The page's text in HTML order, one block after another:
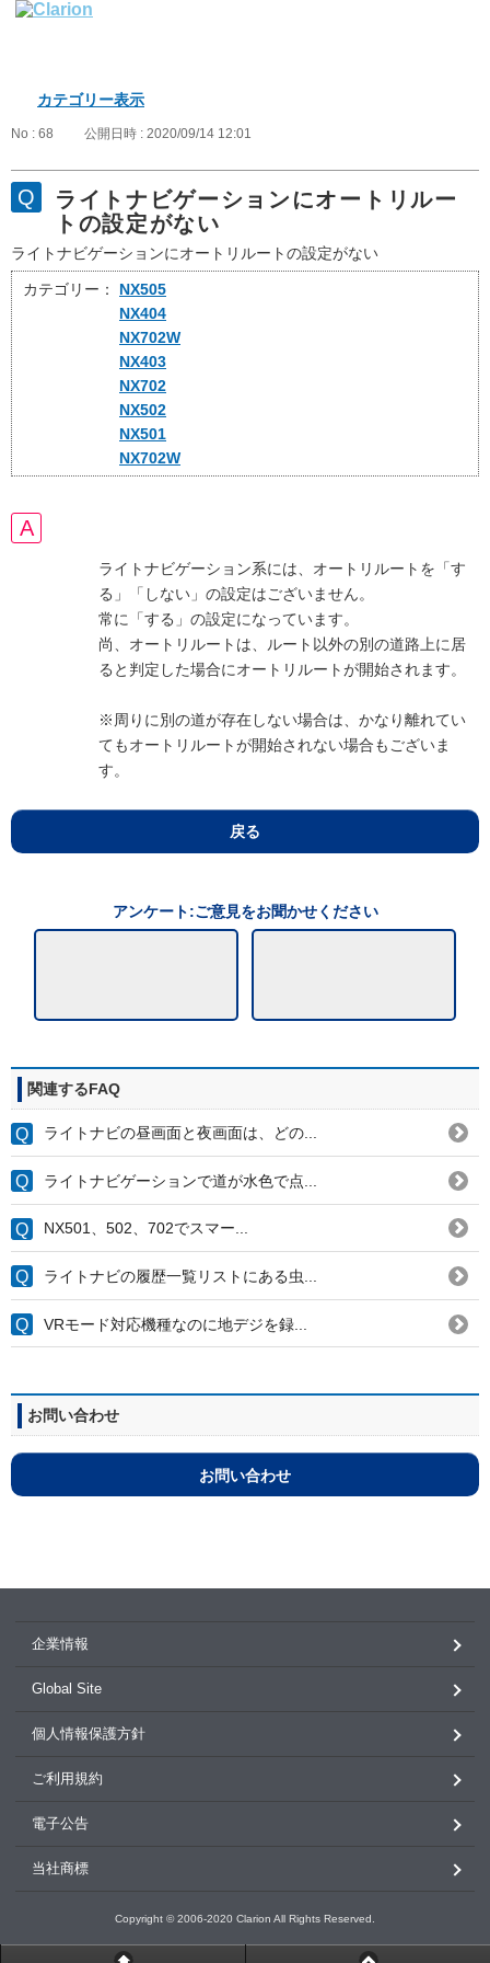
カテゴリー表示
No : 68 公開日時 : 2020/09/14 12:01
ライトナビゲーションにオートリルー
トの設定がない
ライトナビゲーションにオートリルートの設定がない
カテゴリー：
NX505
NX404
NX702W
NX403
NX702
NX502
NX501
NX702W
ライトナビゲーション系には、オートリルートを「す
る」「しない」の設定はございません。
常に「する」の設定になっています。
尚、オートリルートは、ルート以外の別の道路上に居
ると判定した場合にオートリルートが開始されます。
※周りに別の道が存在しない場合は、かなり離れてい
てもオートリルートが開始されない場合もございま
す。
戻る
アンケート:ご意見をお聞かせください
関連するFAQ
ライトナビの昼画面と夜画面は、どの...
ライトナビゲーションで道が水色で点...
NX501、502、702でスマー...
ライトナビの履歴一覧リストにある虫...
VRモード対応機種なのに地デジを録...
お問い合わせ
お問い合わせ
企業情報
Global Site
個人情報保護方針
ご利用規約
電子公告
当社商標
Copyright © 2006-2020 Clarion All Rights Reserved.